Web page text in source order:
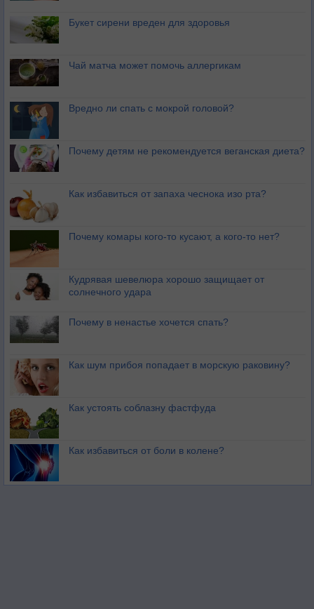
Букет сирени вреден для здоровья
Чай матча может помочь аллергикам
Вредно ли спать с мокрой головой?
Почему детям не рекомендуется веганская диета?
Как избавиться от запаха чеснока изо рта?
Почему комары кого-то кусают, а кого-то нет?
Кудрявая шевелюра хорошо защищает от
солнечного удара
Почему в ненастье хочется спать?
Как шум прибоя попадает в морскую раковину?
Как устоять соблазну фастфуда
Как избавиться от боли в колене?